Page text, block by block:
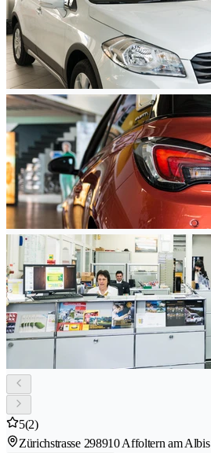
5(2)
Zürichstrasse 298910 Affoltern am Albis